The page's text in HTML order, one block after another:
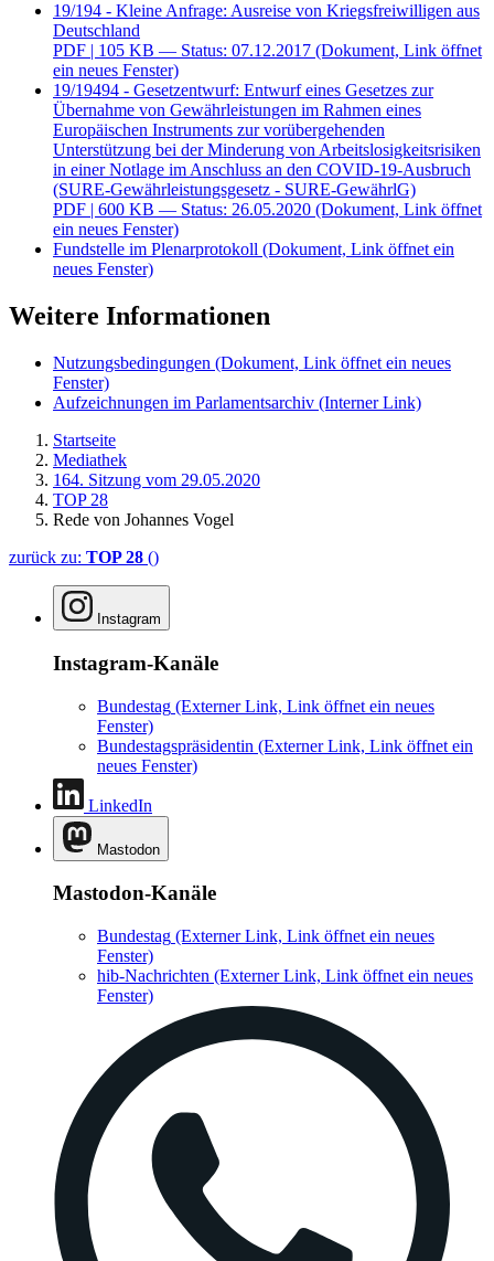
19/194 - Kleine Anfrage: Ausreise von Kriegsfreiwilligen aus
Deutschland
PDF | 105 KB — Status: 07.12.2017 (Dokument, Link öffnet
ein neues Fenster)
19/19494 - Gesetzentwurf: Entwurf eines Gesetzes zur
Übernahme von Gewährleistungen im Rahmen eines
Europäischen Instruments zur vorübergehenden
Unterstützung bei der Minderung von Arbeitslosigkeitsrisiken
in einer Notlage im Anschluss an den COVID-19-Ausbruch
(SURE-Gewährleistungsgesetz - SURE-GewährlG)
PDF | 600 KB — Status: 26.05.2020 (Dokument, Link öffnet
ein neues Fenster)
Fundstelle im Plenarprotokoll (Dokument, Link öffnet ein
neues Fenster)
Weitere Informationen
Nutzungsbedingungen (Dokument, Link öffnet ein neues
Fenster)
Aufzeichnungen im Parlamentsarchiv (Interner Link)
Startseite
Mediathek
164. Sitzung vom 29.05.2020
TOP 28
Rede von Johannes Vogel
zurück zu: TOP 28 ()
Instagram
Instagram-Kanäle
Bundestag (Externer Link, Link öffnet ein neues
Fenster)
Bundestagspräsidentin (Externer Link, Link öffnet ein
neues Fenster)
LinkedIn
Mastodon
Mastodon-Kanäle
Bundestag (Externer Link, Link öffnet ein neues
Fenster)
hib-Nachrichten (Externer Link, Link öffnet ein neues
Fenster)